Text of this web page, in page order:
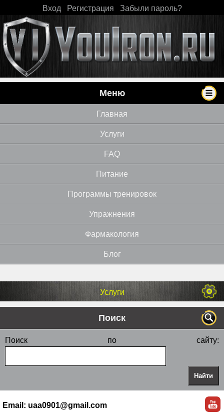
Вход Регистрация Забыли пароль?
Меню
Главная
Услуги
FAQ
Питание
Программы тренировок
Упражнения
Фармакология
Блог
Услуги
Поиск
Поиск по сайту:
Email: uaa0901@gmail.com